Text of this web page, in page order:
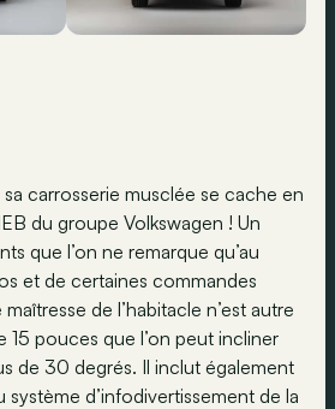
carrosserie musclée se cache en
du groupe Volkswagen ! Un
que l’on ne remarque qu’au
et de certaines commandes
de l’habitacle n’est autre
15 pouces que l’on peut incliner
de 30 degrés. Il inclut également
système d’infodivertissement de la